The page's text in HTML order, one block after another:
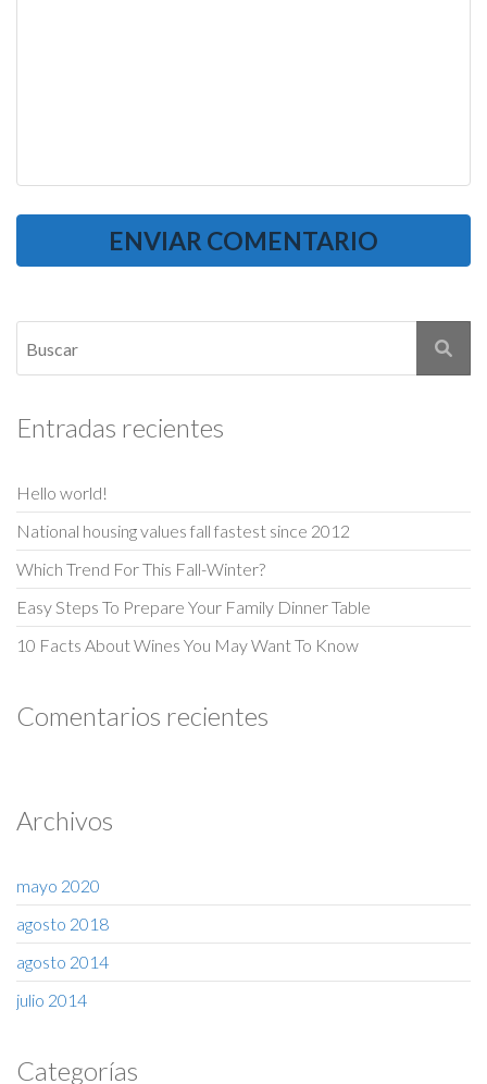
Entradas recientes
Hello world!
National housing values fall fastest since 2012
Which Trend For This Fall-Winter?
Easy Steps To Prepare Your Family Dinner Table
10 Facts About Wines You May Want To Know
Comentarios recientes
Archivos
mayo 2020
agosto 2018
agosto 2014
julio 2014
Categorías